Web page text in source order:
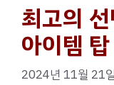
최고의
아이템
2024년 11월 21